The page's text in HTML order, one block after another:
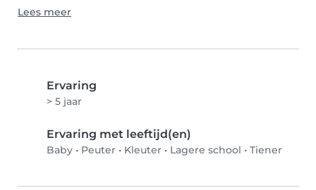
Lees meer
Ervaring
> 5 jaar
Ervaring met leeftijd(en)
Baby • Peuter • Kleuter • Lagere school • Tiener